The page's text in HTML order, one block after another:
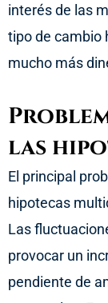
interés de las
tipo de cambio
mucho más
las
El principal
hipotecas
Las
provocar un
pendiente de